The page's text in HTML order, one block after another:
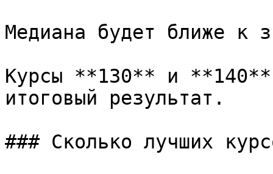
Медиана будет ближе к
Курсы **130** и **140**
итоговый результат.
### Сколько лучших